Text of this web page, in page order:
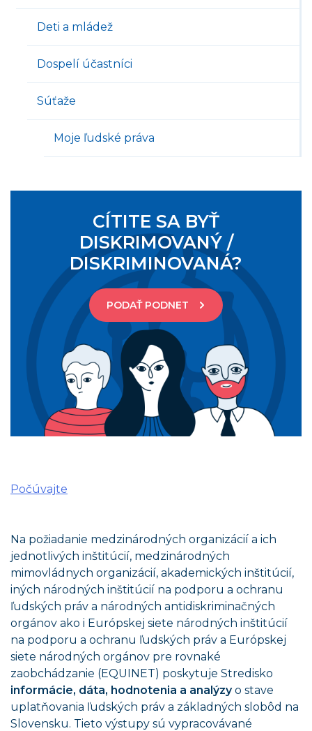
Deti a mládež
Dospelí účastníci
Súťaže
Moje ľudské práva
CÍTITE SA BYŤ
DISKRIMOVANÝ /
DISKRIMINOVANÁ?
PODAŤ PODNET
Počúvajte
Na požiadanie medzinárodných organizácií a ich
jednotlivých inštitúcií, medzinárodných
mimovládnych organizácií, akademických inštitúcií,
iných národných inštitúcií na podporu a ochranu
ľudských práv a národných antidiskriminačných
orgánov ako i Európskej siete národných inštitúcií
na podporu a ochranu ľudských práv a Európskej
siete národných orgánov pre rovnaké
zaobchádzanie (EQUINET) poskytuje Stredisko
informácie, dáta, hodnotenia a analýzyo stave
uplatňovania ľudských práv a základných slobôd na
Slovensku. Tieto výstupy sú vypracovávané